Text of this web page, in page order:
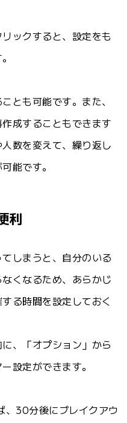
ックすると、設定をも
とも可能です。また、
成することもできます
数を変えて、繰り返し
能です。
利
しまうと、自分のいる
くなるため、あらかじ
る時間を設定しておく
、「オプション」から
設定ができます。
、30分後にブレイクアウ